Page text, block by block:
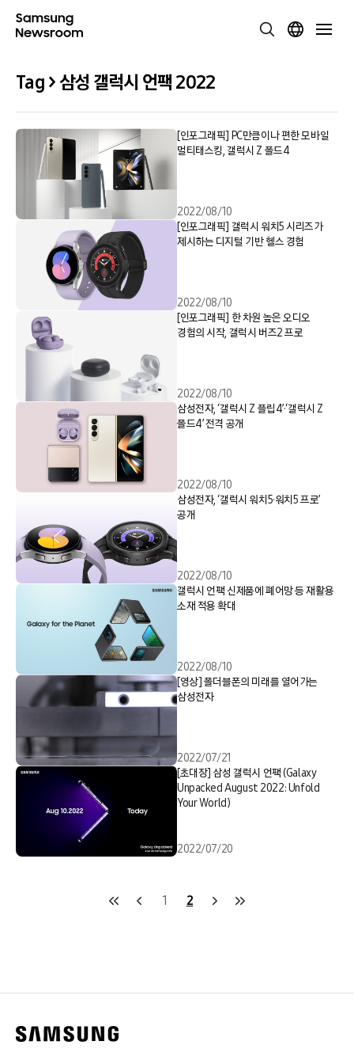
Tag > 삼성 갤럭시 언팩 2022
[인포그래픽] PC만큼이나 편한 모바일
멀티태스킹, 갤럭시 Z 폴드4
2022/08/10
[인포그래픽] 갤럭시 워치5 시리즈가
제시하는 디지털 기반 헬스 경험
2022/08/10
[인포그래픽] 한 차원 높은 오디오
경험의 시작, 갤럭시 버즈2 프로
2022/08/10
삼성전자, ‘갤럭시 Z 플립4’·‘갤럭시 Z
폴드4’ 전격 공개
2022/08/10
삼성전자, ‘갤럭시 워치5·워치5 프로’
공개
2022/08/10
갤럭시 언팩 신제품에 폐어망 등 재활용
소재 적용 확대
2022/08/10
[영상] 폴더블폰의 미래를 열어가는
삼성전자
2022/07/21
[초대장] 삼성 갤럭시 언팩 (Galaxy
Unpacked August 2022: Unfold
Your World)
2022/07/20
1 2